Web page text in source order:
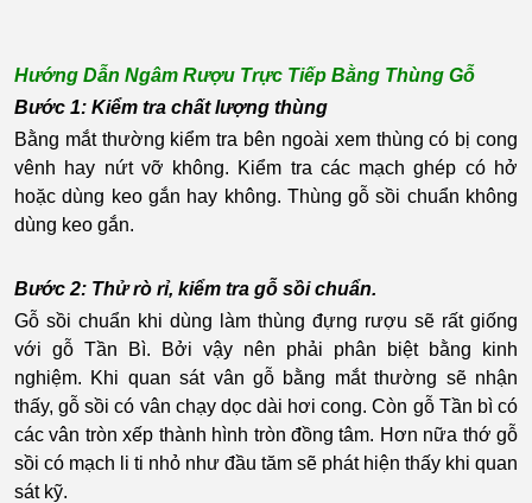
Hướng Dẫn Ngâm Rượu Trực Tiếp Bằng Thùng Gỗ
Bước 1: Kiểm tra chất lượng thùng
Bằng mắt thường kiểm tra bên ngoài xem thùng có bị cong
vênh hay nứt vỡ không. Kiểm tra các mạch ghép có hở
hoặc dùng keo gắn hay không. Thùng gỗ sồi chuẩn không
dùng keo gắn.
Bước 2: Thử rò rỉ, kiểm tra gỗ sồi chuẩn.
Gỗ sồi chuẩn khi dùng làm thùng đựng rượu sẽ rất giống
với gỗ Tần Bì. Bởi vậy nên phải phân biệt bằng kinh
nghiệm. Khi quan sát vân gỗ bằng mắt thường sẽ nhận
thấy, gỗ sồi có vân chạy dọc dài hơi cong. Còn gỗ Tần bì có
các vân tròn xếp thành hình tròn đồng tâm. Hơn nữa thớ gỗ
sồi có mạch li ti nhỏ như đầu tăm sẽ phát hiện thấy khi quan
sát kỹ.